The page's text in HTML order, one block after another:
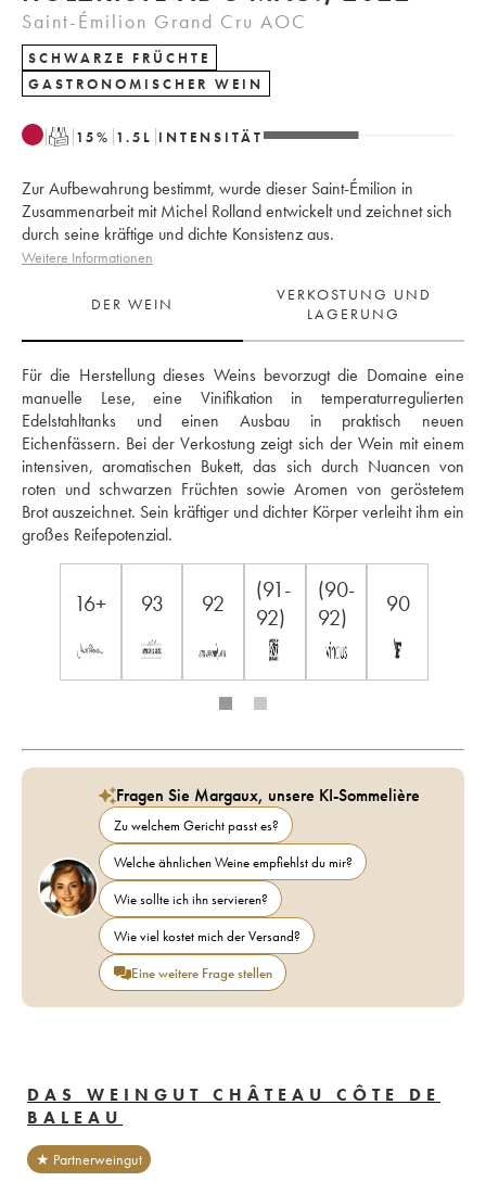
Saint-Émilion Grand Cru AOC
SCHWARZE FRÜCHTE
GASTRONOMISCHER WEIN
T 15% 1.5 L INTENSITÄT
Zur Aufbewahrung bestimmt, wurde dieser Saint-Émilion in
Zusammenarbeit mit Michel Rolland entwickelt und zeichnet sich
durch seine kräftige und dichte Konsistenz aus.
Weitere Informationen
DER WEIN
VERKOSTUNG UND
LAGERUNG
Für die Herstellung dieses Weins bevorzugt die Domaine eine
manuelle Lese, eine Vinifikation in temperaturregulierten
Edelstahltanks und einen Ausbau in praktisch neuen
Eichenfässern. Bei der Verkostung zeigt sich der Wein mit einem
intensiven, aromatischen Bukett, das sich durch Nuancen von
roten und schwarzen Früchten sowie Aromen von geröstetem
Brot auszeichnet. Sein kräftiger und dichter Körper verleiht ihm ein
großes Reifepotenzial.
16+ 93 92
(91-
92)
(90-
92)
90
Fragen Sie Margaux, unsere KI-Sommelière
Zu welchem Gericht passt es?
Welche ähnlichen Weine empfiehlst du mir?
Wie sollte ich ihn servieren?
Wie viel kostet mich der Versand?
Eine weitere Frage stellen
DAS WEINGUT CHÂTEAU CÔTE DE
BALEAU
★ Partnerweingut